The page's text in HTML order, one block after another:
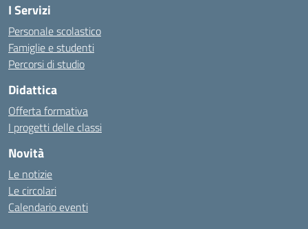
I Servizi
Personale scolastico
Famiglie e studenti
Percorsi di studio
Didattica
Offerta formativa
I progetti delle classi
Novità
Le notizie
Le circolari
Calendario eventi